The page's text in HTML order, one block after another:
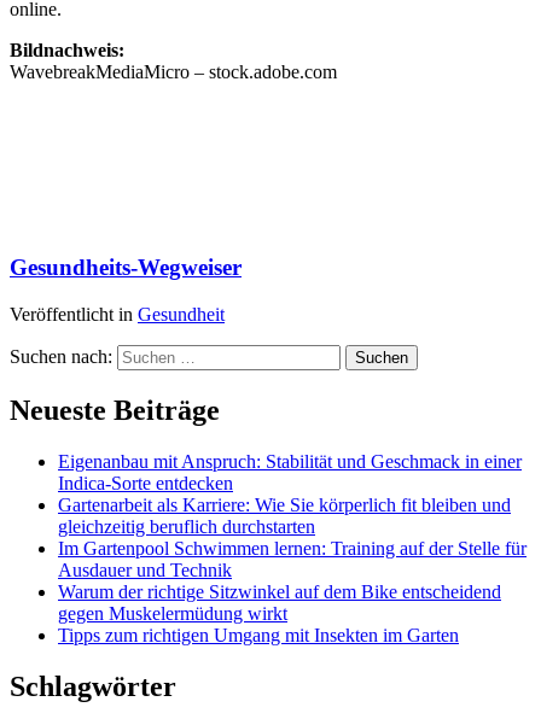
online.
Bildnachweis:
WavebreakMediaMicro – stock.adobe.com
Gesundheits-Wegweiser
Veröffentlicht in Gesundheit
Suchen nach:
Neueste Beiträge
Eigenanbau mit Anspruch: Stabilität und Geschmack in einer
Indica-Sorte entdecken
Gartenarbeit als Karriere: Wie Sie körperlich fit bleiben und
gleichzeitig beruflich durchstarten
Im Gartenpool Schwimmen lernen: Training auf der Stelle für
Ausdauer und Technik
Warum der richtige Sitzwinkel auf dem Bike entscheidend
gegen Muskelermüdung wirkt
Tipps zum richtigen Umgang mit Insekten im Garten
Schlagwörter